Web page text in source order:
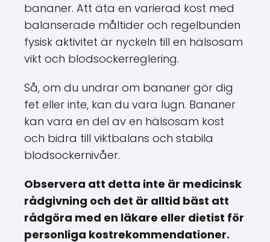
bananer. Att äta en varierad kost med
balanserade måltider och regelbunden
fysisk aktivitet är nyckeln till en hälsosam
vikt och blodsockerreglering.
Så, om du undrar om bananer gör dig
fet eller inte, kan du vara lugn. Bananer
kan vara en del av en hälsosam kost
och bidra till viktbalans och stabila
blodsockernivåer.
Observera att detta inte är medicinsk
rådgivning och det är alltid bäst att
rådgöra med en läkare eller dietist för
personliga kostrekommendationer.